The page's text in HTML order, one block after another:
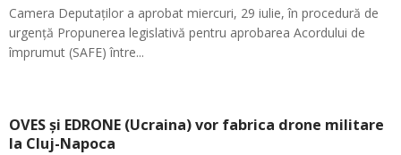
Camera Deputaților a aprobat miercuri, 29 iulie, în procedură de
urgență Propunerea legislativă pentru aprobarea Acordului de
împrumut (SAFE) între...
OVES și EDRONE (Ucraina) vor fabrica drone militare
la Cluj-Napoca